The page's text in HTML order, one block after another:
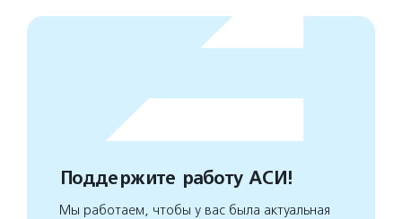
Поддержите работу АСИ!
Мы работаем, чтобы у вас была актуальная